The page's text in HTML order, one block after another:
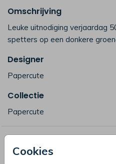
Cookies
Omschrijving
Leuke uitnodiging verjaardag
spetters op een donkere
Designer
Papercute
Collectie
Papercute
Deze producten zijn
voor je